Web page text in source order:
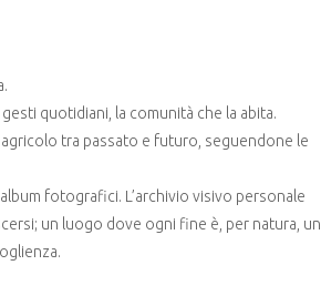
quotidiani, la comunità che la abita.
tra passato e futuro, seguendone le
fotografici. L’archivio visivo personale
un luogo dove ogni fine è, per natura, un